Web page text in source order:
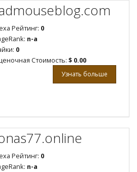
Рейтинг: 0
n-a
0
Стоимость: $ 0.00
Узнать больше
Рейтинг: 0
n-a